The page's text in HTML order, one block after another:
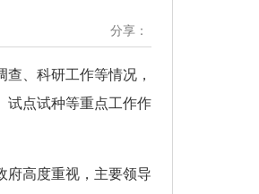
分享：
、科研工作等情况，
试点试种等重点工作作
府高度重视，主要领导